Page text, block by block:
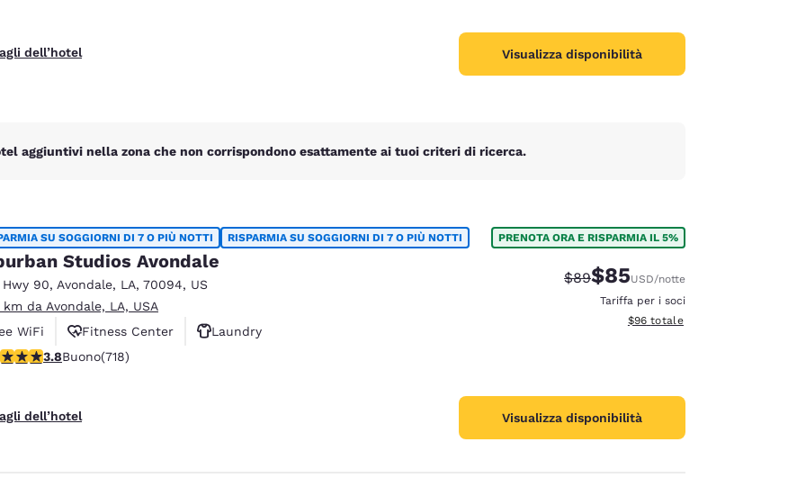
dell’hotel Visualizza disponibilità
aggiuntivi nella zona che non corrispondono esattamente ai tuoi criteri di ricerca.
SU SOGGIORNI DI 7 O PIÙ NOTTI RISPARMIA SU SOGGIORNI DI 7 O PIÙ NOTTI
Studios Avondale
Hwy 90, Avondale, LA, 70094, US
da Avondale, LA, USA
WiFi
Fitness Center
Laundry
di 3.81 stelle. Buono. 718 recensioni
3.8Buono(718)
dell’hotel
PRENOTA ORA E RISPARMIA IL 5%
Tariffa di barratura:
$89Tariffa scontata:
$85USD/notte
Tariffa per i soci
Visualizza i dettagli totali
$96 totale
Visualizza disponibilità